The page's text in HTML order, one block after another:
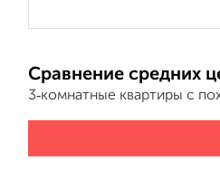
Сравнение средних
3‑комнатные квартиры с